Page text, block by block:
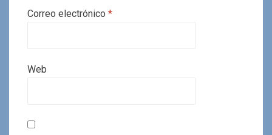
Correo electrónico *
Web